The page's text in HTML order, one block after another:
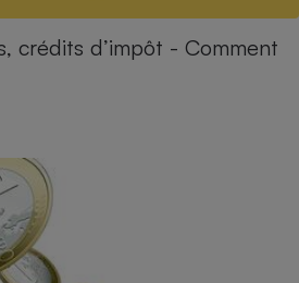
crédits d’impôt - Comment